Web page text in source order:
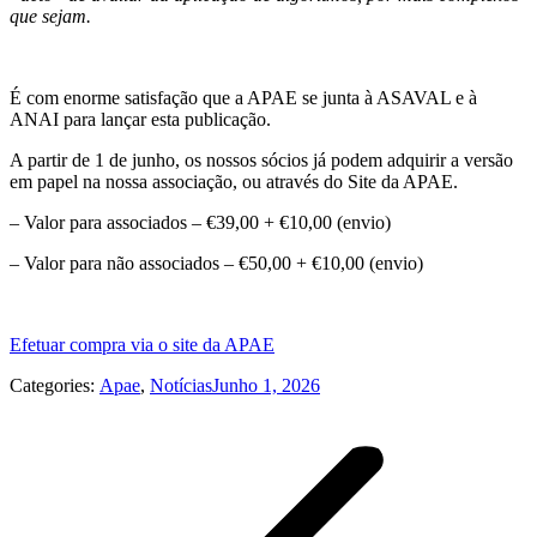
que sejam.
É com enorme satisfação que a APAE se junta à ASAVAL e à
ANAI para lançar esta publicação.
A partir de 1 de junho, os nossos sócios já podem adquirir a versão
em papel na nossa associação, ou através do Site da APAE.
– Valor para associados – €39,00 + €10,00 (envio)
– Valor para não associados – €50,00 + €10,00 (envio)
Efetuar compra via o site da APAE
Categories: Apae, NotíciasJunho 1, 2026